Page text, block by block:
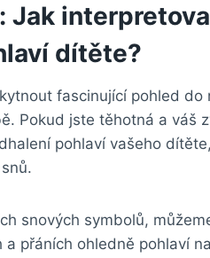
Jak
dítěte?
‌fascinující pohled
Pokud jste těhotná a ‍váš
pohlaví vašeho
snových symbolů,
a přáních ohledně pohlaví⁣